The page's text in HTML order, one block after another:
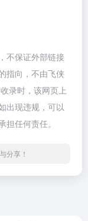
不保证外部链接
指向，不由飞侠
录时，该网页上
出现违规，可以
任何责任。
分享！